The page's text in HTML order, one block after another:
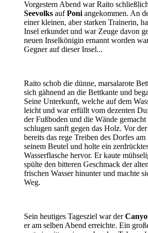
Vorgestern Abend war Raito
Seevolks aufPoni angekommen. An
einer kleinen, aber starken Trainerin,
Insel erkundet und war Zeuge davon
neuen Inselkönigin ernannt worden
Gegner auf dieser Insel...
Raito schob die dünne, marsalarote
sich gähnend an die Bettkante und
Seine Unterkunft, welche auf dem
leicht und war erfüllt vom dezenten
der Fußboden und die Wände
schlugen sanft gegen das Holz. Vor
bereits das rege Treiben des Dorfes
seinem Beutel und holte ein
Wasserflasche hervor. Er kaute
spülte den bitteren Geschmack der
frischen Wasser hinunter und machte
Weg.
Sein heutiges Tagesziel war der
er am selben Abend erreichte. Ein